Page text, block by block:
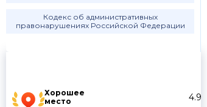
Хорошее
место
4.9
Кодекс об административных
правонарушениях Российской Федерации